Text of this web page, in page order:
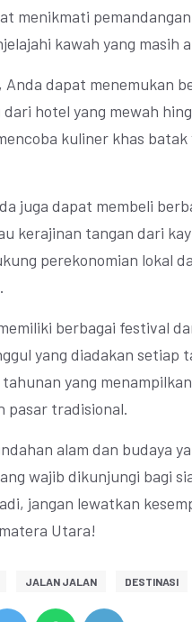
menikmati
kawah yang masih
Anda dapat menemukan
dari hotel yang mewah
kuliner khas
juga dapat membeli
kerajinan tangan dari
perekonomian lokal
berbagai festival
yang diadakan setiap
yang
pasar tradisional.
alam dan budaya
wajib dikunjungi bagi
jangan lewatkan
Utara!
JALAN JALAN DESTINASI